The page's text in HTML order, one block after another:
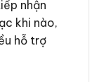
nhận
khi nào,
hỗ trợ